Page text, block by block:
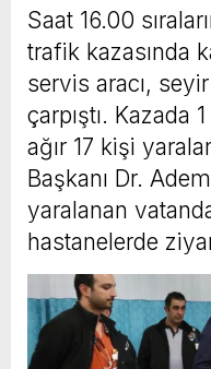
Saat 16.00
trafik kazasında
servis aracı,
çarpıştı. Kazada
ağır 17 kişi
Başkanı Dr.
yaralanan
hastanelerde